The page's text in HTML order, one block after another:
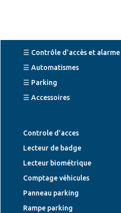
☰ Contrôle d’accès et alarme
☰ Automatismes
☰ Parking
☰ Accessoires
Controle d’acces
Lecteur de badge
Lecteur biométrique
Comptage véhicules
Panneau parking
Rampe parking